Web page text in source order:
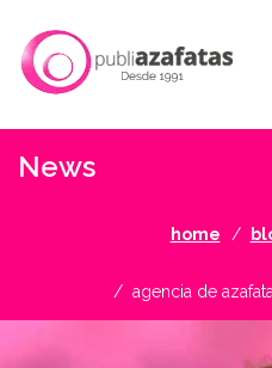
News
home
agencia de